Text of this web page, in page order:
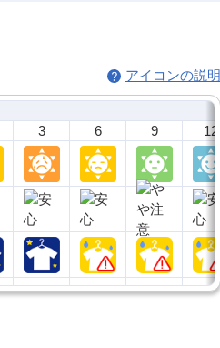
アイコンの説明
3 6 9 12